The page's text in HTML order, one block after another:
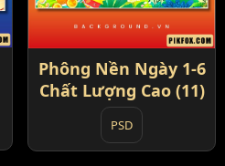
Phông Nền Ngày 1-6
Chất Lượng Cao (11)
PSD